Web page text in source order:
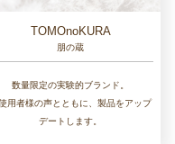
TOMOnoKURA
朋の蔵
数量限定の実験的ブランド。
用者様の声とともに、製品をアップ
デートします。